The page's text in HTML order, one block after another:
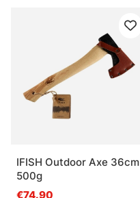
IFISH Outdoor Axe 36cm
500g
€74.90